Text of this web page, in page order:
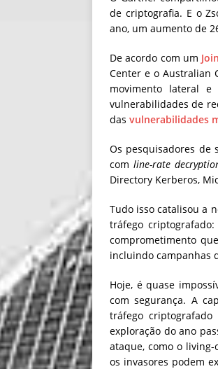
de criptografia. E o
ano, um aumento de
De acordo com um
Center e o Australian
movimento lateral
vulnerabilidades de
das vulnerabilidades
Os pesquisadores de
com line-rate
Directory Kerberos,
Tudo isso catalisou a
tráfego
comprometimento
incluindo campanhas
Hoje, é quase
com segurança. A
tráfego
exploração do ano
ataque, como o
os invasores podem